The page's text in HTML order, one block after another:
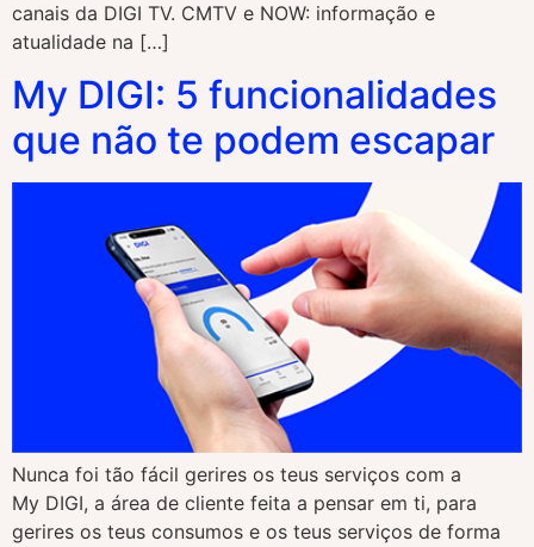
canais da DIGI TV. CMTV e NOW: informação e
atualidade na […]
My DIGI: 5 funcionalidades
que não te podem escapar
Nunca foi tão fácil gerires os teus serviços com a
My DIGI, a área de cliente feita a pensar em ti, para
gerires os teus consumos e os teus serviços de forma